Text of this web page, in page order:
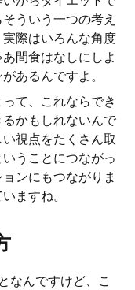
ういう一つの考え
際はいろんな角度
間食はなしにしよ
あるんですよ。
て、これならでき
かもしれないんで
視点をたくさん取
うことにつながっ
ンにもつながりま
ますね。
なんですけど、こ